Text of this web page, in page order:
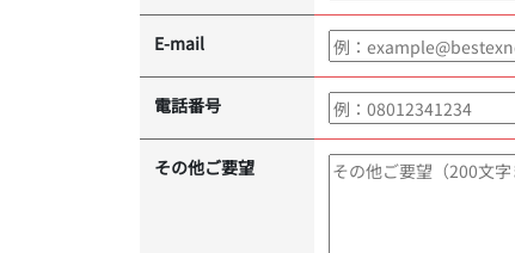
E-mail
電話番号
その他ご要望